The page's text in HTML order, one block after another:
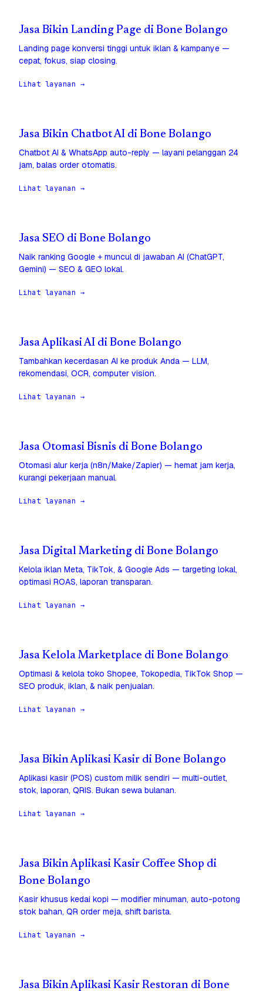
Jasa Bikin Landing Page di Bone Bolango
Landing page konversi tinggi untuk iklan & kampanye —
cepat, fokus, siap closing.
Lihat layanan →
Jasa Bikin Chatbot AI di Bone Bolango
Chatbot AI & WhatsApp auto-reply — layani pelanggan 24
jam, balas order otomatis.
Lihat layanan →
Jasa SEO di Bone Bolango
Naik ranking Google + muncul di jawaban AI (ChatGPT,
Gemini) — SEO & GEO lokal.
Lihat layanan →
Jasa Aplikasi AI di Bone Bolango
Tambahkan kecerdasan AI ke produk Anda — LLM,
rekomendasi, OCR, computer vision.
Lihat layanan →
Jasa Otomasi Bisnis di Bone Bolango
Otomasi alur kerja (n8n/Make/Zapier) — hemat jam kerja,
kurangi pekerjaan manual.
Lihat layanan →
Jasa Digital Marketing di Bone Bolango
Kelola iklan Meta, TikTok, & Google Ads — targeting lokal,
optimasi ROAS, laporan transparan.
Lihat layanan →
Jasa Kelola Marketplace di Bone Bolango
Optimasi & kelola toko Shopee, Tokopedia, TikTok Shop —
SEO produk, iklan, & naik penjualan.
Lihat layanan →
Jasa Bikin Aplikasi Kasir di Bone Bolango
Aplikasi kasir (POS) custom milik sendiri — multi-outlet,
stok, laporan, QRIS. Bukan sewa bulanan.
Lihat layanan →
Jasa Bikin Aplikasi Kasir Coffee Shop di
Bone Bolango
Kasir khusus kedai kopi — modifier minuman, auto-potong
stok bahan, QR order meja, shift barista.
Lihat layanan →
Jasa Bikin Aplikasi Kasir Restoran di Bone